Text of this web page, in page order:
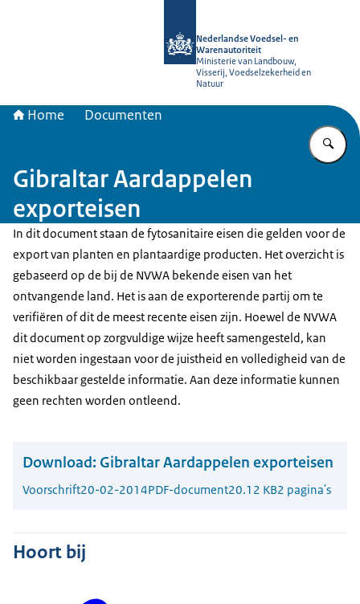
Nederlandse Voedsel- en
Warenautoriteit
Ministerie van Landbouw,
Visserij, Voedselzekerheid en
Natuur
Home Documenten
Gibraltar Aardappelen
exporteisen
In dit document staan de fytosanitaire eisen die gelden voor de
export van planten en plantaardige producten. Het overzicht is
gebaseerd op de bij de NVWA bekende eisen van het
ontvangende land. Het is aan de exporterende partij om te
verifiëren of dit de meest recente eisen zijn. Hoewel de NVWA
dit document op zorgvuldige wijze heeft samengesteld, kan
niet worden ingestaan voor de juistheid en volledigheid van de
beschikbaar gestelde informatie. Aan deze informatie kunnen
geen rechten worden ontleend.
Download: Gibraltar Aardappelen exporteisen
Voorschrift20-02-2014PDF-document20.12 KB2 pagina's
Hoort bij